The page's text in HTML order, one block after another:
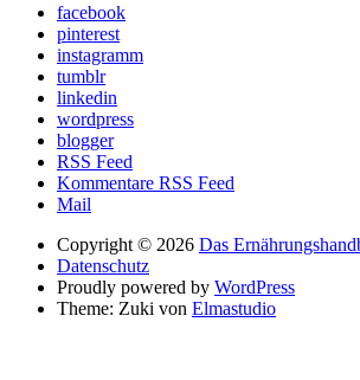
facebook
pinterest
instagramm
tumblr
linkedin
wordpress
blogger
RSS Feed
Kommentare RSS Feed
Mail
Copyright © 2026 Das
Datenschutz
Proudly powered by WordPress
Theme: Zuki von Elmastudio